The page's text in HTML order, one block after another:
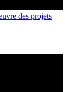
des projets